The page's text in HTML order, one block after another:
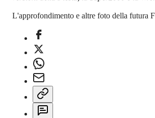
L'approfondimento e altre foto della futura